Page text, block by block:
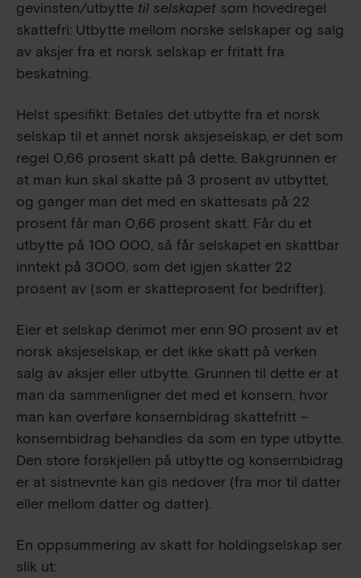
gevinsten/utbytte til selskapet som hovedregel
skattefri: Utbytte mellom norske selskaper og salg
av aksjer fra et norsk selskap er fritatt fra
beskatning.
Helst spesifikt: Betales det utbytte fra et norsk
selskap til et annet norsk aksjeselskap, er det som
regel 0,66 prosent skatt på dette. Bakgrunnen er
at man kun skal skatte på 3 prosent av utbyttet,
og ganger man det med en skattesats på 22
prosent får man 0,66 prosent skatt. Får du et
utbytte på 100 000, så får selskapet en skattbar
inntekt på 3000, som det igjen skatter 22
prosent av (som er skatteprosent for bedrifter).
Eier et selskap derimot mer enn 90 prosent av et
norsk aksjeselskap, er det ikke skatt på verken
salg av aksjer eller utbytte. Grunnen til dette er at
man da sammenligner det med et konsern, hvor
man kan overføre konsernbidrag skattefritt –
konsernbidrag behandles da som en type utbytte.
Den store forskjellen på utbytte og konsernbidrag
er at sistnevnte kan gis nedover (fra mor til datter
eller mellom datter og datter).
En oppsummering av skatt for holdingselskap ser
slik ut: